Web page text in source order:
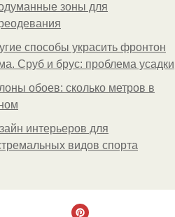
зоны для
способы украсить фронтон
Сруб и брус: проблема усадки
обоев: сколько метров в
интерьеров для
видов спорта